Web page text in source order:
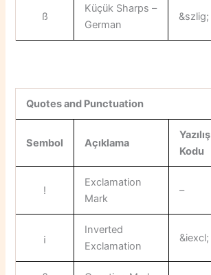
ß
Küçük Sharps –
German
&szlig;
Quotes and Punctuation
Sembol Açıklama
Yazılış
Kodu
!
Exclamation
Mark
–
¡
Inverted
Exclamation
&iexcl;